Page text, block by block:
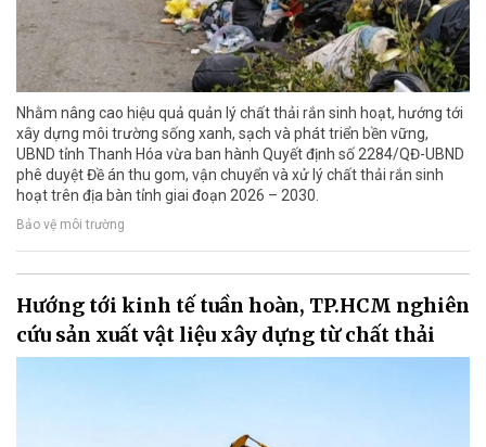
Nhằm nâng cao hiệu quả quản lý chất thải rắn sinh hoạt, hướng tới
xây dựng môi trường sống xanh, sạch và phát triển bền vững,
UBND tỉnh Thanh Hóa vừa ban hành Quyết định số 2284/QĐ-UBND
phê duyệt Đề án thu gom, vận chuyển và xử lý chất thải rắn sinh
hoạt trên địa bàn tỉnh giai đoạn 2026 – 2030.
Bảo vệ môi trường
Hướng tới kinh tế tuần hoàn, TP.HCM nghiên
cứu sản xuất vật liệu xây dựng từ chất thải